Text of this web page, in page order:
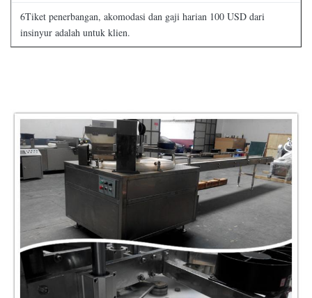
6Tiket penerbangan, akomodasi dan gaji harian 100 USD dari
insinyur adalah untuk klien.